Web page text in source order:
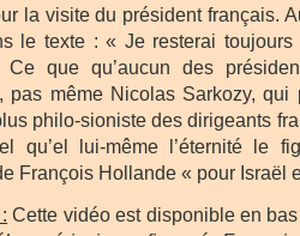
la visite du président français.
le texte : « Je resterai toujours
Ce que qu’aucun des
pas même Nicolas Sarkozy, qui
philo-sioniste des dirigeants
qu’el lui-même l’éternité le
François Hollande « pour Israël
Cette vidéo est disponible en